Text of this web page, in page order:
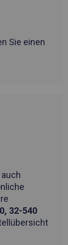
Sie einen
32-540